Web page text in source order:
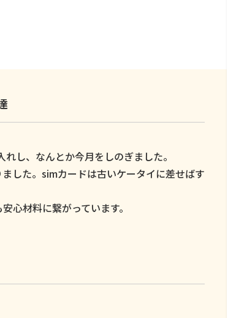
し、なんとか今月をしのぎました。
した。simカードは古いケータイに差せばす
心材料に繋がっています。